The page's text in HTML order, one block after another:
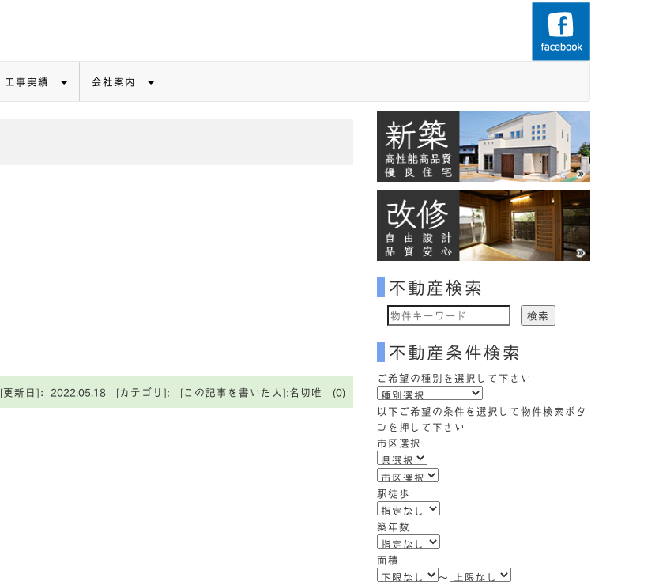
工事実績 会社案内
[更新日]：2022.05.18 [カテゴリ]: [この記事を書いた人]:名切唯 (0)
不動産検索
(キ
ー
ワ
ー
ド)
不動産条件検索
ご希望の種別を選択して下さい
以下ご希望の条件を選択して物件検索ボタ
ンを押して下さい
市区選択
駅徒歩
築年数
面積
～